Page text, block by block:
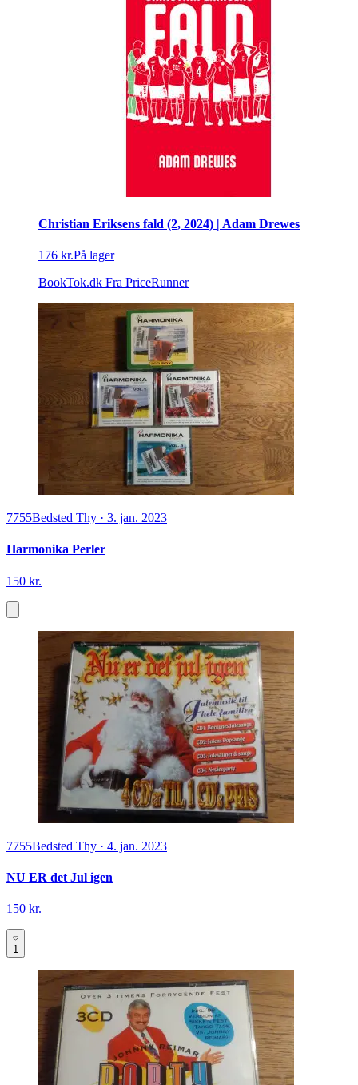
Christian Eriksens fald (2, 2024) | Adam Drewes
176 kr.På lager
BookTok.dk Fra PriceRunner
7755Bedsted Thy · 3. jan. 2023
Harmonika Perler
150 kr.
7755Bedsted Thy · 4. jan. 2023
NU ER det Jul igen
150 kr.
1